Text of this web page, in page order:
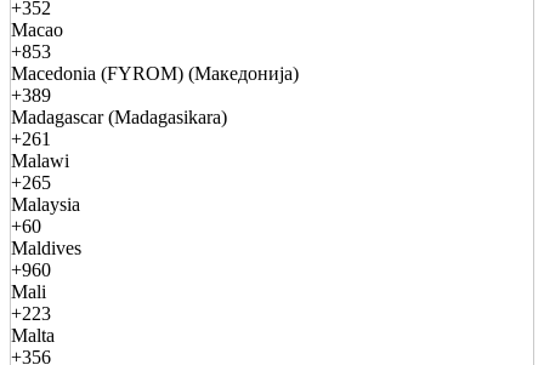
+352
Macao
+853
Macedonia (FYROM) (Македонија)
+389
Madagascar (Madagasikara)
+261
Malawi
+265
Malaysia
+60
Maldives
+960
Mali
+223
Malta
+356